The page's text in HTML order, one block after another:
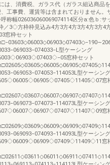
は、消費税、ガラス代（ガラス組込商品
、工事費、運賃等は含まれておりません。
称幅026036060069074114区分a:色ｂ:サ
3◇方枠枠見込み4方3方4方3方4方3方4
窓枠セット
型ケーシング
窓枠セット
型ケーシング
窓
型ケーシング
窓
型ケーシング
窓